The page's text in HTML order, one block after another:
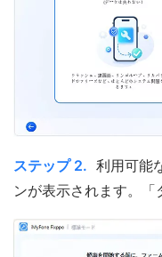
ステップ 2. 利用可能
ンが表示されます。「